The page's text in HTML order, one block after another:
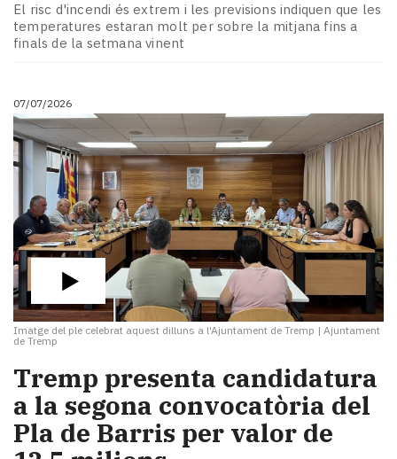
El risc d'incendi és extrem i les previsions indiquen que les
temperatures estaran molt per sobre la mitjana fins a
finals de la setmana vinent
07/07/2026
Imatge del ple celebrat aquest dilluns a l'Ajuntament de Tremp | Ajuntament
de Tremp
​Tremp presenta candidatura
a la segona convocatòria del
Pla de Barris per valor de